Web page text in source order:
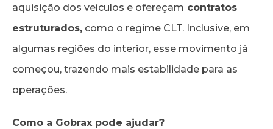
aquisição dos veículos e ofereçam contratos
estruturados, como o regime CLT. Inclusive, em
algumas regiões do interior, esse movimento já
começou, trazendo mais estabilidade para as
operações.
Como a Gobrax pode ajudar?